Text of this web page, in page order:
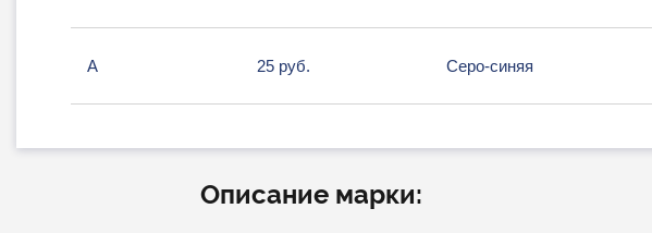
А 25 руб. Серо-синяя
Описание марки: